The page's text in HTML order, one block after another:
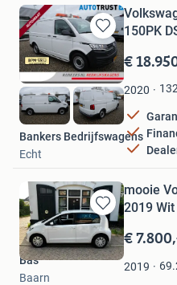
Bewaren
in
Mijn
Favorieten
150PK
€
2020
Bankers Bedrijfswagens
Echt
Bewaren
in
Mijn
Favorieten
mooie
2019 Wit
€
2019
Bas
Baarn